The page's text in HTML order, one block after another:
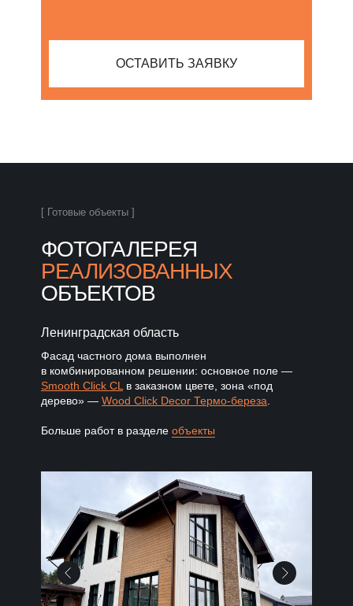
ОСТАВИТЬ ЗАЯВКУ
ФОТОГАЛЕРЕЯ
РЕАЛИЗОВАННЫХ
ОБЪЕКТОВ
[ Готовые объекты ]
Фасад частного дома выполнен
в комбинированном решении: основное поле —
Smooth Click CL в заказном цвете, зона «под
дерево» — Wood Click Decor Термо-береза
Больше работ в разделе объекты
Ленинградская область